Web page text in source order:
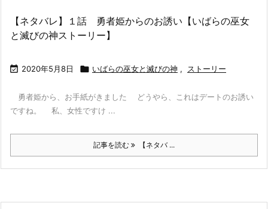
【ネタバレ】１話 勇者姫からのお誘い【いばらの巫女
と滅びの神ストーリー】
 2020年5月8日  いばらの巫女と滅びの神 , ストーリー
勇者姫から、お手紙がきました どうやら、これはデートのお誘い
ですね。 私、女性ですけ ...
記事を読む 【ネタバ ...